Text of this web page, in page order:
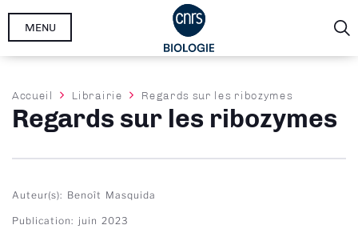
Aller
MENU
Fil
d'Ariane
Accueil Librairie Regards sur les ribozymes
Regards sur les ribozymes
Auteur(s) Benoît Masquida
Publication juin 2023